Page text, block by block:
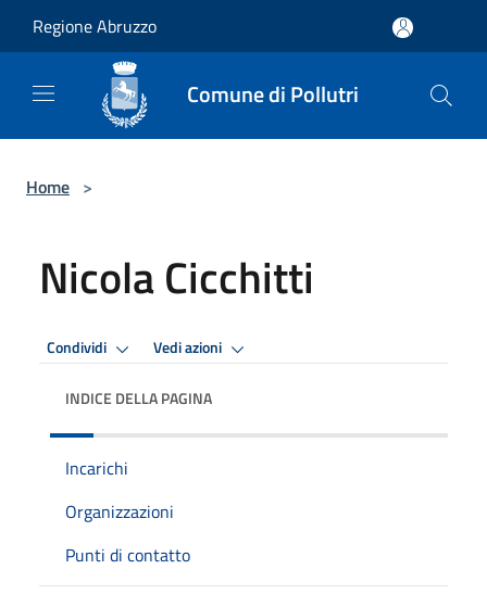
Regione Abruzzo
Comune di Pollutri
Home >
Nicola Cicchitti
Condividi Vedi azioni
INDICE DELLA PAGINA
Incarichi
Organizzazioni
Punti di contatto